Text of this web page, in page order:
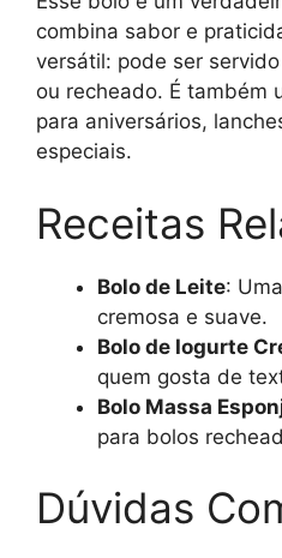
combina sabor e
versátil: pode ser
ou recheado. É também
para aniversários,
especiais.
Receitas
Bolo de Leite:
cremosa e suave.
Bolo de Iogurte
quem gosta de
Bolo Massa
para bolos
Dúvidas